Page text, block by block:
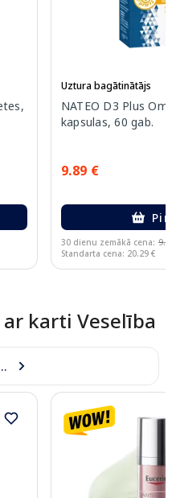
Uztura bagātinātājs
NATEO D3 Plus
kapsulas, 60 gab.
9.89 €
30 dienu zemākā cena:
Standarta cena: 20.29 €
karti Veselība